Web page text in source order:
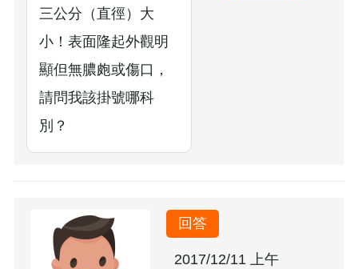
三公分（直徑）大
小！表面隆起外觀明
顯但無膿皰或傷口，
請問我該掛號哪科
別？
回答
2017/12/11 上午